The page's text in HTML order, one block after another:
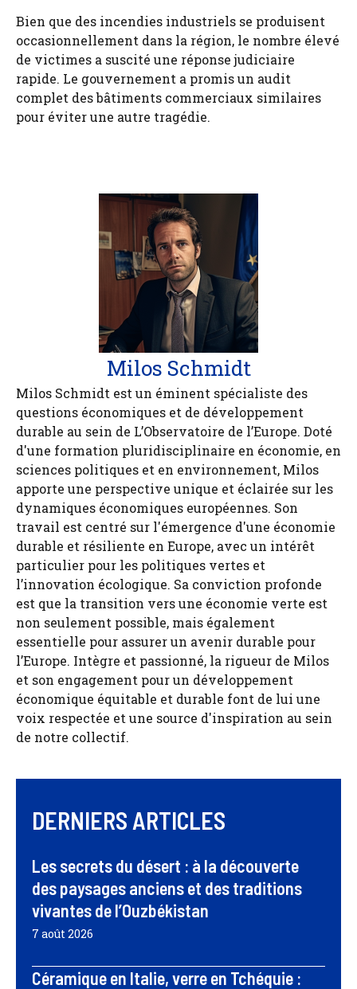
Bien que des incendies industriels se produisent
occasionnellement dans la région, le nombre élevé
de victimes a suscité une réponse judiciaire
rapide. Le gouvernement a promis un audit
complet des bâtiments commerciaux similaires
pour éviter une autre tragédie.
Milos Schmidt
Milos Schmidt est un éminent spécialiste des
questions économiques et de développement
durable au sein de L’Observatoire de l’Europe. Doté
d'une formation pluridisciplinaire en économie, en
sciences politiques et en environnement, Milos
apporte une perspective unique et éclairée sur les
dynamiques économiques européennes. Son
travail est centré sur l'émergence d'une économie
durable et résiliente en Europe, avec un intérêt
particulier pour les politiques vertes et
l’innovation écologique. Sa conviction profonde
est que la transition vers une économie verte est
non seulement possible, mais également
essentielle pour assurer un avenir durable pour
l’Europe. Intègre et passionné, la rigueur de Milos
et son engagement pour un développement
économique équitable et durable font de lui une
voix respectée et une source d'inspiration au sein
de notre collectif.
DERNIERS ARTICLES
Les secrets du désert : à la découverte
des paysages anciens et des traditions
vivantes de l’Ouzbékistan
7 août 2026
Céramique en Italie, verre en Tchéquie :